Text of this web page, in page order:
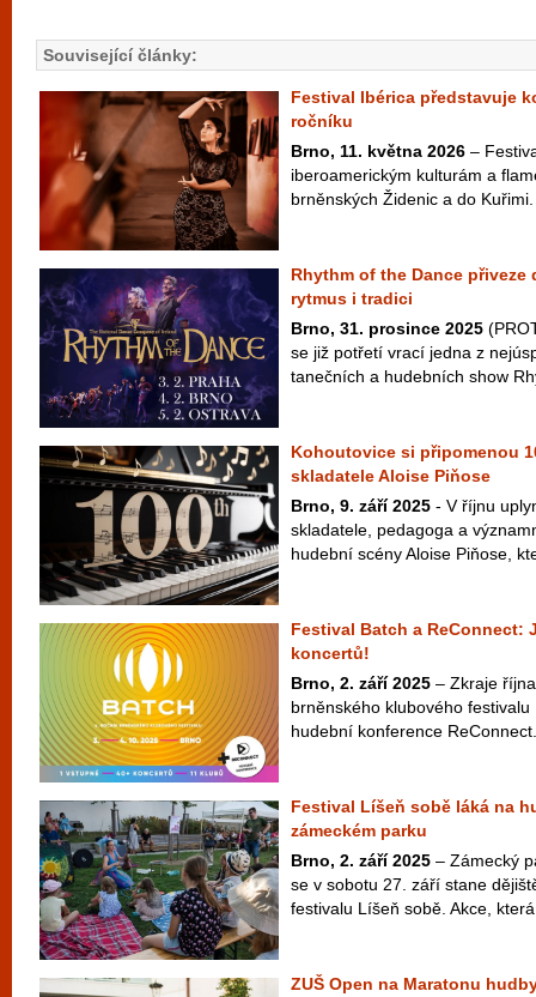
Související články:
Festival Ibérica představuje
ročníku
Brno, 11. května 2026 –
iberoamerickým kulturám a
brněnských Židenic a do
Rhythm of the Dance přiveze
rytmus i tradici
Brno, 31. prosince 2025
se již potřetí vrací jedna z
tanečních a hudebních show
Kohoutovice si připomenou
skladatele Aloise Piňose
Brno, 9. září 2025 - V říjnu
skladatele, pedagoga a
hudební scény Aloise Piňose,
Festival Batch a ReConnect:
koncertů!
Brno, 2. září 2025 – Zkraje
brněnského klubového
hudební konference
Festival Líšeň sobě láká na
zámeckém parku
Brno, 2. září 2025 – Zámecký
se v sobotu 27. září stane
festivalu Líšeň sobě. Akce,
ZUŠ Open na Maratonu